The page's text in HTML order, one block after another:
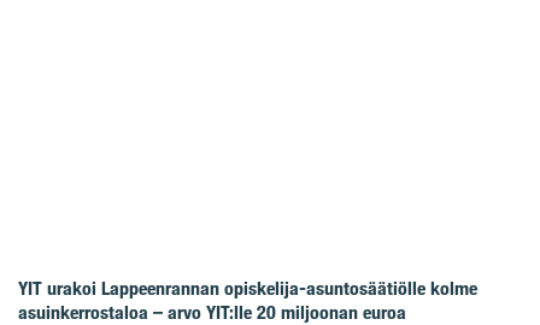
YIT urakoi Lappeenrannan opiskelija-asuntosäätiölle kolme
asuinkerrostaloa – arvo YIT:lle 20 miljoonan euroa